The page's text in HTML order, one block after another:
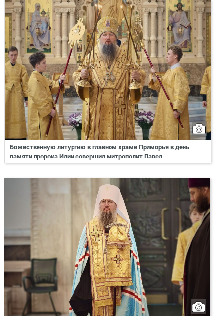
Божественную литургию в главном храме Приморья в день
памяти пророка Илии совершил митрополит Павел